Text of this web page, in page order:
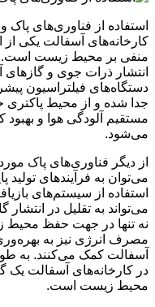
استفاده از فناوری‌های پاک
کارخانه‌های آسفالت یکی
منفی بر محیط زیست است.
انتشار ذرات جوی و گازهای
دستگاه‌های فیلتراسیون
جدا شده و از محیط
مستقیم آلودگی هوا و
می‌شود.
از دیگر فناوری‌های پاک
می‌توان به فرآیندهای تولید
استفاده از سیستم‌های
می‌تواند به تقلیل در
نه تنها در جهت حفظ محیط
مصرف انرژی نیز به
آسفالت کمک می‌کنند. به
در کارخانه‌های آسفالت یک
محیط زیست است.